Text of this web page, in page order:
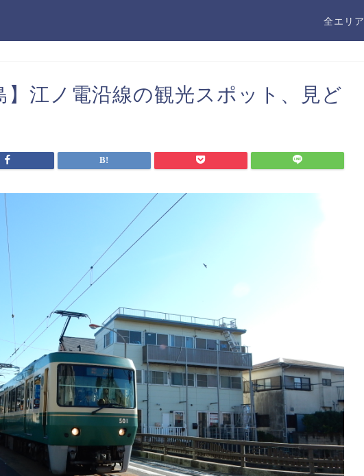
全エリア
】江ノ電沿線の観光スポット、見ど